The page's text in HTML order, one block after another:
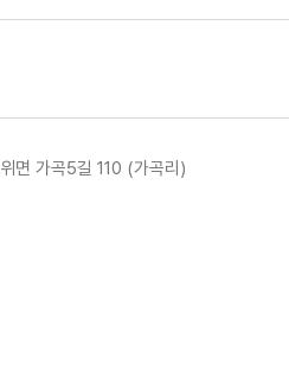
면 가곡5길 110 (가곡리)